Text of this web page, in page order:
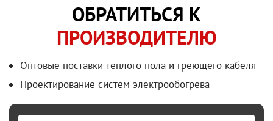
ОБРАТИТЬСЯ К
ПРОИЗВОДИТЕЛЮ
Оптовые поставки теплого пола и греющего кабеля
Проектирование систем электрообогрева